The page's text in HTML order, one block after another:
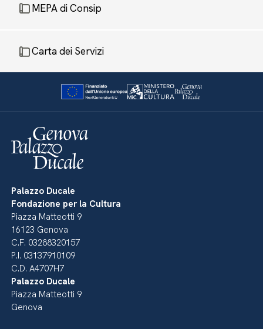
MEPA di Consip
Carta dei Servizi
Palazzo Ducale
Fondazione per la Cultura
Piazza Matteotti 9
16123 Genova
C.F. 03288320157
P.I. 03137910109
C.D. A4707H7
Palazzo Ducale
Piazza Matteotti 9
Genova